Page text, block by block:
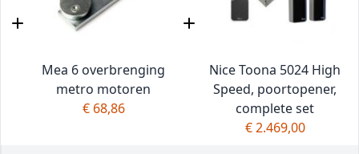
Mea 6 overbrenging
metro motoren
€ 68,86
Nice Toona 5024 High
Speed, poortopener,
complete set
€ 2.469,00